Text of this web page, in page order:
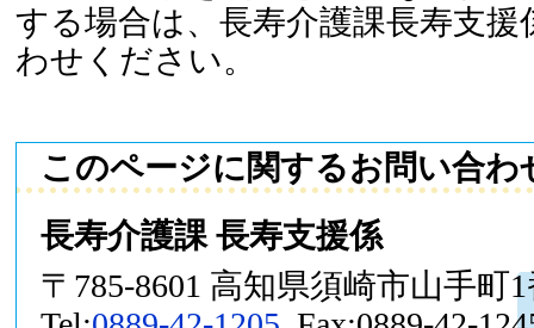
する場合は、長寿介護課長寿支援
わせください。
このページに関するお問い合わ
長寿介護課 長寿支援係
〒785-8601 高知県須崎市山手町